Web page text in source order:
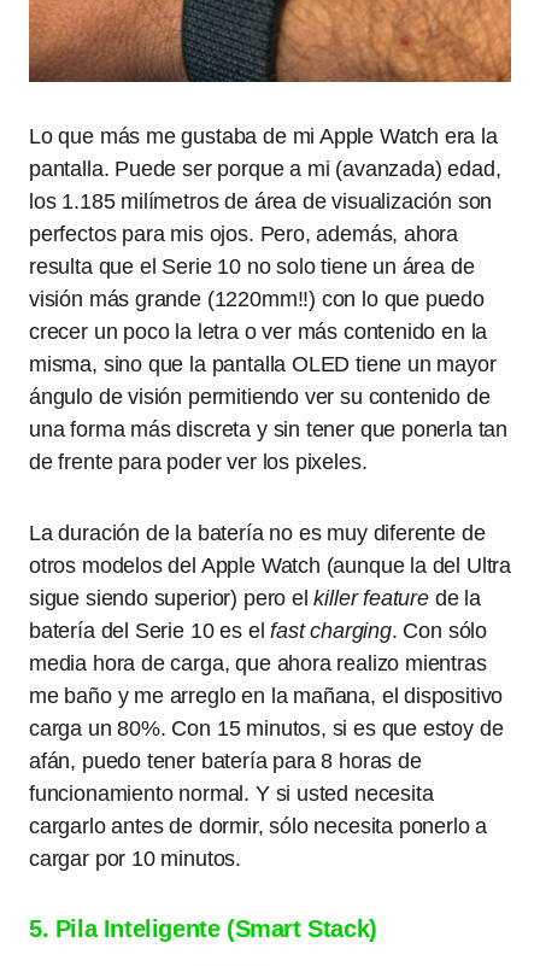
Lo que más me gustaba de mi Apple Watch era la
pantalla. Puede ser porque a mi (avanzada) edad,
los 1.185 milímetros de área de visualización son
perfectos para mis ojos. Pero, además, ahora
resulta que el Serie 10 no solo tiene un área de
visión más grande (1220mm!!) con lo que puedo
crecer un poco la letra o ver más contenido en la
misma, sino que la pantalla OLED tiene un mayor
ángulo de visión permitiendo ver su contenido de
una forma más discreta y sin tener que ponerla tan
de frente para poder ver los pixeles.
La duración de la batería no es muy diferente de
otros modelos del Apple Watch (aunque la del Ultra
sigue siendo superior) pero elkiller featurede la
batería del Serie 10 es elfast charging. Con sólo
media hora de carga, que ahora realizo mientras
me baño y me arreglo en la mañana, el dispositivo
carga un 80%. Con 15 minutos, si es que estoy de
afán, puedo tener batería para 8 horas de
funcionamiento normal. Y si usted necesita
cargarlo antes de dormir, sólo necesita ponerlo a
cargar por 10 minutos.
5. Pila Inteligente (Smart Stack)